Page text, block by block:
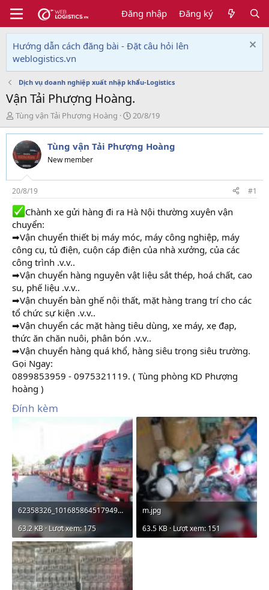
Đăng nhập Đăng ký
Hướng dẫn cách đăng bài - Đặt câu hỏi lên
weblogistics.vn
Dịch vụ doanh nghiệp xuất nhập khẩu-Logistics
Vận Tải Phượng Hoàng.
T
h
r
e
a
d
s
t
a
r
t
e
r
Tùng vận Tải Phượng Hoàng
N
g
à
y
i
20/8/19
Tùng vận Tải Phượng Hoàng
New member
20/8/19 #1
Chành xe gửi hàng đi ra Hà Nội thường xuyên vận
chuyển:
➡Vận chuyển thiết bị máy móc, máy công nghiệp, máy
công cụ, tủ điện, cuộn cáp điện của nhà xưởng, của các
công trình .v.v..
➡Vận chuyển hàng nguyên vật liệu sắt thép, hoá chất, cao
su, phế liệu .v.v..
➡Vận chuyển bàn ghế nội thất, mặt hàng trang trí cho các
tổ chức sự kiện .v.v..
➡Vận chuyển các mặt hàng tiêu dùng, xe máy, xẹ đạp,
thức ăn chăn nuôi, phân bón .v.v..
➡Vận chuyển hàng quá khổ, hàng siêu trọng siêu trường.
Gọi Ngay:
0899853959 - 0975321119. ( Tùng phòng KD Phượng
hoàng )
Đính kèm
62358326_1016858645179498_6633366951886323712_n.jpg
63.2 KB · Lượt xem: 175
m.jpg
63.5 KB · Lượt xem: 151